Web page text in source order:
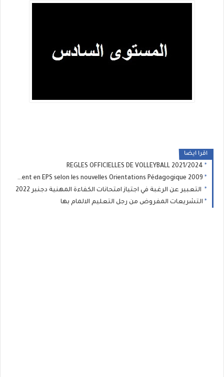
اقرا ايضا
REGLES OFFICIELLES DE VOLLEYBALL 2021/2024
Méthodologie d’enseignement en EPS selon les nouvelles Orientations Pédagogique 2009
التعبير عن الرغبة في اجتياز امتحانات الكفاءة المهنية دجنبر 2022
التشريعات المفروض من رجل التعليم الالمام بها